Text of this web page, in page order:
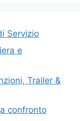
Servizio
e
Trailer &
confronto